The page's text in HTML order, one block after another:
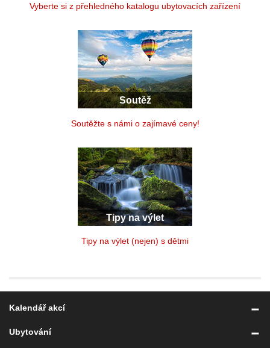
Vyberte si z přehledného katalogu ubytovacích zařízení
Soutěž
Soutěžte s námi o zajímavé ceny!
Tipy na výlet
Tipy na výlet (nejen) s dětmi
Kalendář akcí
Ubytování